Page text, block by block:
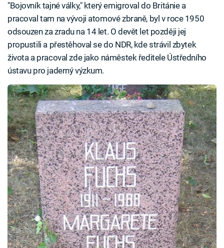
"Bojovník tajné války," který emigroval do Británie a
pracoval tam na vývoji atomové zbraně, byl v roce 1950
odsouzen za zradu na 14 let. O devět let později jej
propustili a přestěhoval se do NDR, kde strávil zbytek
života a pracoval zde jako náměstek ředitele Ústředního
ústavu pro jaderný výzkum.